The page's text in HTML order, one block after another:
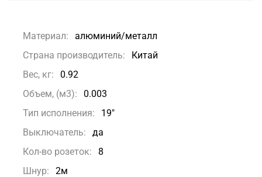
Материал:
алюминий/металл
Страна производитель:
Китай
Вес, кг:
0.92
Объем, (м3):
0.003
Тип исполнения:
19"
Выключатель:
да
Кол-во розеток:
8
Шнур:
2м